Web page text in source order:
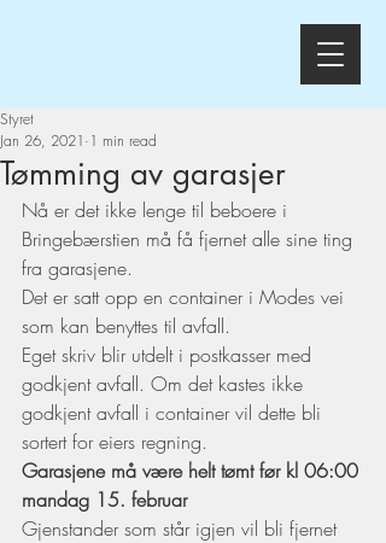
Tømming av garasjer
Styret
Jan 26, 2021 1 min read
Nå er det ikke lenge til beboere i
Bringebærstien må få fjernet alle sine ting
fra garasjene.
Det er satt opp en container i Modes vei
som kan benyttes til avfall.
Eget skriv blir utdelt i postkasser med
godkjent avfall. Om det kastes ikke
godkjent avfall i container vil dette bli
sortert for eiers regning.
Garasjene må være helt tømt før kl 06:00
mandag 15. februar
Gjenstander som står igjen vil bli fjernet